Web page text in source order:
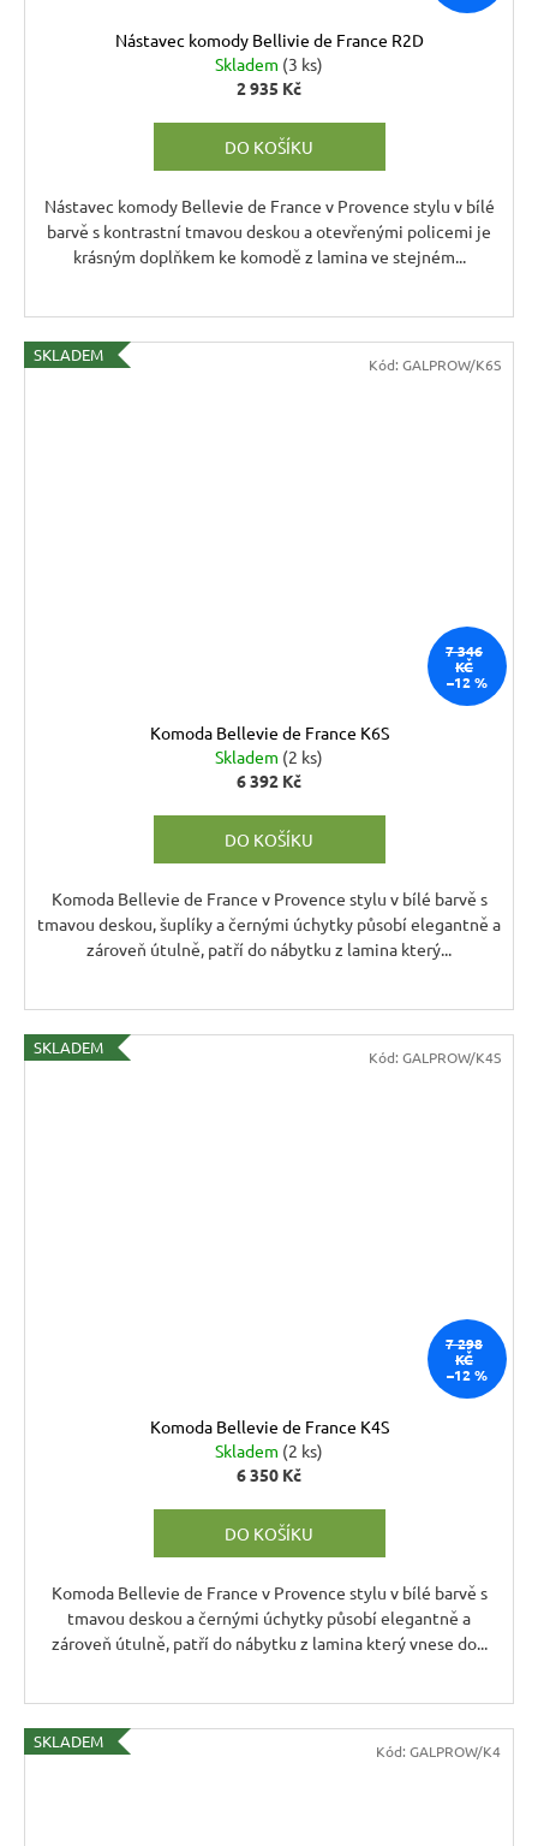
Nástavec komody Bellivie de France R2D
Skladem (3 ks)
2 935 Kč
DO KOŠÍKU
Nástavec komody Bellevie de France v Provence stylu v bílé
barvě s kontrastní tmavou deskou a otevřenými policemi je
krásným doplňkem ke komodě z lamina ve stejném...
SKLADEM
7 346
KČ
–12 %
Komoda Bellevie de France K6S
Skladem (2 ks)
6 392 Kč
DO KOŠÍKU
Komoda Bellevie de France v Provence stylu v bílé barvě s
tmavou deskou, šuplíky a černými úchytky působí elegantně a
zároveň útulně, patří do nábytku z lamina který...
Kód: GALPROW/K6S
SKLADEM
7 298
KČ
–12 %
Komoda Bellevie de France K4S
Skladem (2 ks)
6 350 Kč
DO KOŠÍKU
Komoda Bellevie de France v Provence stylu v bílé barvě s
tmavou deskou a černými úchytky působí elegantně a
zároveň útulně, patří do nábytku z lamina který vnese do...
Kód: GALPROW/K4S
SKLADEM Kód: GALPROW/K4